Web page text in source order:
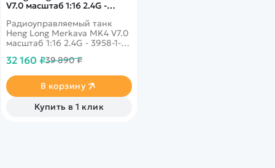
V7.0 масштаб 1:16 2.4G -
Радиоуправляемый танк
Heng Long Merkava MK4 V7.0
масштаб 1:16 2.4G - 3958-1-
настоящей коллекционной
полном соответствии с
оригиналом, имеет точные
пропорции и высокую
детализацию.
32 160 ₽39 890 ₽
В корзину
Купить в 1 клик